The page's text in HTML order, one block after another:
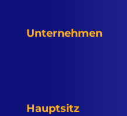
Unternehmen
Hauptsitz